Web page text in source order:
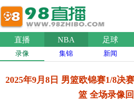
直播 NBA 足球
录像 集锦 新闻
2025年9月8日 男篮欧锦赛1/8决
篮 全场录像